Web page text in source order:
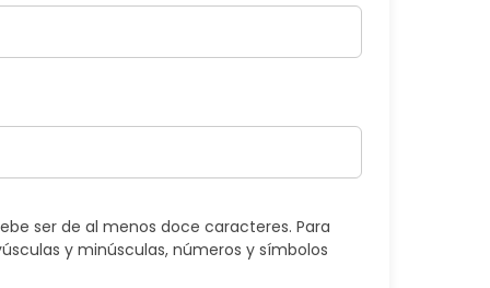
ser de al menos doce caracteres. Para
y minúsculas, números y símbolos